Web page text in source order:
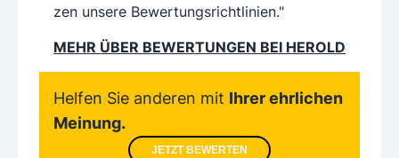
zen unsere Bewertungsrichtlinien."
MEHR ÜBER BEWERTUNGEN BEI HEROLD
Helfen Sie anderen mit Ihrer ehrlichen
Meinung.
JETZT BEWERTEN